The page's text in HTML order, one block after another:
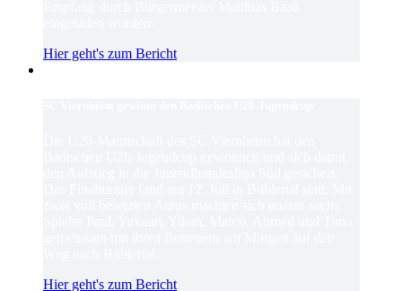
Hier geht's zum Bericht
Hier geht's zum Bericht